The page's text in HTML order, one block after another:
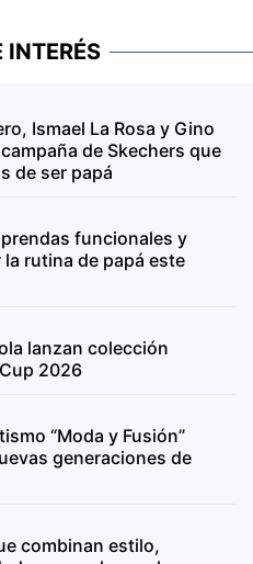
INTERÉS
Ismael La Rosa y Gino
de Skechers que
de ser papá
funcionales y
rutina de papá este
lanzan colección
2026
“Moda y Fusión”
generaciones de
combinan estilo,